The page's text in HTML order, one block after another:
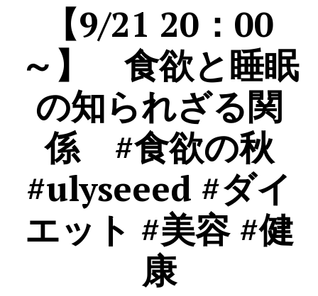
【9/21 20：00
～】 食欲と睡眠
の知られざる関
係 #食欲の秋
#ulyseeed #ダイ
エット #美容 #健
康